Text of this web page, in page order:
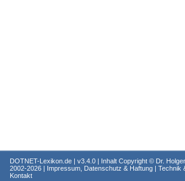
DOTNET-Lexikon.de | v3.4.0 | Inhalt Copyright © Dr.
2002-2026 | Impressum, Datenschutz & Haftung | Technik
Kontakt